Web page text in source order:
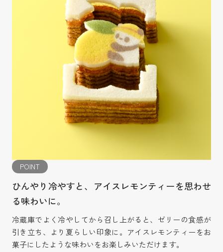
POINT
ひんやり冷やすと、アイスレモンティーを思わせ
る味わいに。
冷蔵庫でよく冷やしてから召し上がると、ゼリーの食感が
引き立ち、より夏らしい印象に。アイスレモンティーをお
菓子にしたような味わいをお楽しみいただけます。